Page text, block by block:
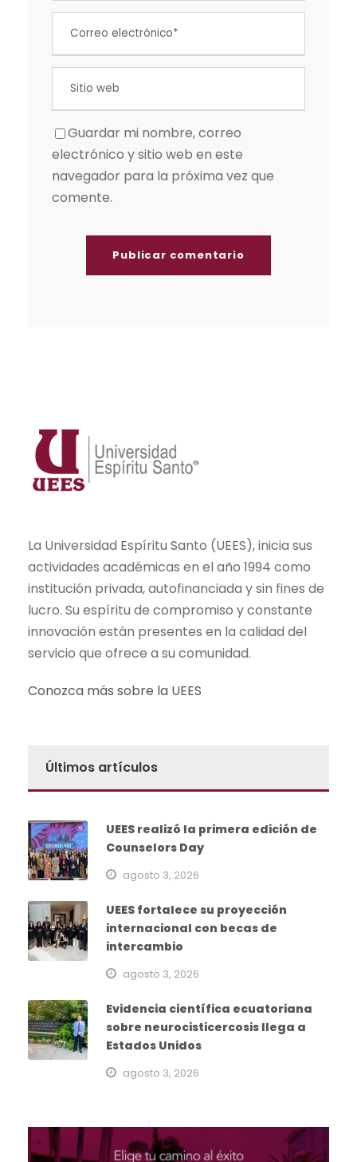
Guardar mi nombre, correo
electrónico y sitio web en este
navegador para la próxima vez que
comente.
La Universidad Espíritu Santo (UEES), inicia sus
actividades académicas en el año 1994 como
institución privada, autofinanciada y sin fines de
lucro. Su espíritu de compromiso y constante
innovación están presentes en la calidad del
servicio que ofrece a su comunidad.
Conozca más sobre la UEES
Últimos artículos
UEES realizó la primera edición de
Counselors Day
agosto 3, 2026
UEES fortalece su proyección
internacional con becas de
intercambio
agosto 3, 2026
Evidencia científica ecuatoriana
sobre neurocisticercosis llega a
Estados Unidos
agosto 3, 2026